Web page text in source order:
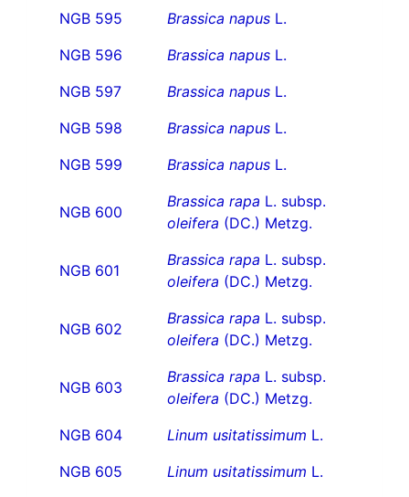
NGB 595
Brassica napus L.
NGB 596
Brassica napus L.
NGB 597
Brassica napus L.
NGB 598
Brassica napus L.
NGB 599
Brassica napus L.
NGB 600
Brassica rapa L. subsp.
oleifera (DC.) Metzg.
NGB 601
Brassica rapa L. subsp.
oleifera (DC.) Metzg.
NGB 602
Brassica rapa L. subsp.
oleifera (DC.) Metzg.
NGB 603
Brassica rapa L. subsp.
oleifera (DC.) Metzg.
NGB 604
Linum usitatissimum L.
NGB 605
Linum usitatissimum L.